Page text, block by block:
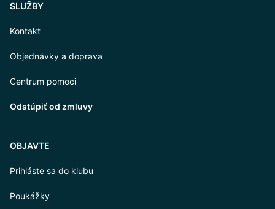
SLUŽBY
Kontakt
Objednávky a doprava
Centrum pomoci
Odstúpiť od zmluvy
OBJAVTE
Prihláste sa do klubu
Poukážky